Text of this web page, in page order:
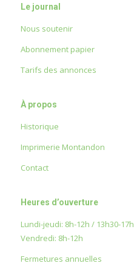
Le journal
Nous soutenir
Abonnement papier
Tarifs des annonces
À propos
Historique
Imprimerie Montandon
Contact
Heures d’ouverture
Lundi-jeudi: 8h-12h / 13h30-17h
Vendredi: 8h-12h
Fermetures annuelles